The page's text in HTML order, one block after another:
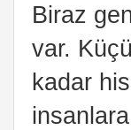
Biraz
var.
kadar